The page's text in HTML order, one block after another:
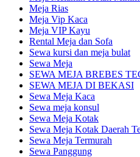
Meja Rias
Meja Vip Kaca
Meja VIP Kayu
Rental Meja dan Sofa
Sewa kursi dan meja bulat
Sewa Meja
SEWA MEJA BREBES
SEWA MEJA DI BEKASI
Sewa Meja Kaca
Sewa meja konsul
Sewa Meja Kotak
Sewa Meja Kotak Daerah
Sewa Meja Termurah
Sewa Panggung